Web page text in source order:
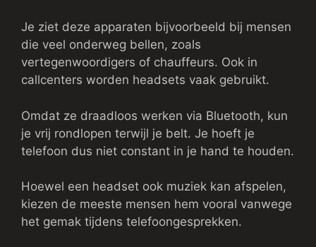
Je ziet deze apparaten bijvoorbeeld bij mensen
die veel onderweg bellen, zoals
vertegenwoordigers of chauffeurs. Ook in
callcenters worden headsets vaak gebruikt.
Omdat ze draadloos werken via Bluetooth, kun
je vrij rondlopen terwijl je belt. Je hoeft je
telefoon dus niet constant in je hand te houden.
Hoewel een headset ook muziek kan afspelen,
kiezen de meeste mensen hem vooral vanwege
het gemak tijdens telefoongesprekken.